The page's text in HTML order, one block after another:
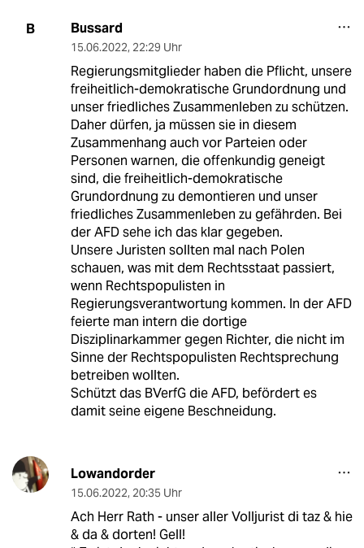
B Bussard
15.06.2022, 22:29 Uhr
Regierungsmitglieder haben die Pflicht, unsere
freiheitlich-demokratische Grundordnung und
unser friedliches Zusammenleben zu schützen.
Daher dürfen, ja müssen sie in diesem
Zusammenhang auch vor Parteien oder
Personen warnen, die offenkundig geneigt
sind, die freiheitlich-demokratische
Grundordnung zu demontieren und unser
friedliches Zusammenleben zu gefährden. Bei
der AFD sehe ich das klar gegeben.
Unsere Juristen sollten mal nach Polen
schauen, was mit dem Rechtsstaat passiert,
wenn Rechtspopulisten in
Regierungsverantwortung kommen. In der AFD
feierte man intern die dortige
Disziplinarkammer gegen Richter, die nicht im
Sinne der Rechtspopulisten Rechtsprechung
betreiben wollten.
Schützt das BVerfG die AFD, befördert es
damit seine eigene Beschneidung.
Lowandorder
15.06.2022, 20:35 Uhr
Ach Herr Rath - unser aller Volljurist di taz & hie
& da & dorten! Gell!